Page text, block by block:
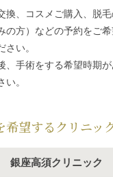
換、コスメご購入、脱毛
の方）などの予約をご
さい。
、手術をする希望時期
い。
希望するクリニッ
銀座高須クリニック